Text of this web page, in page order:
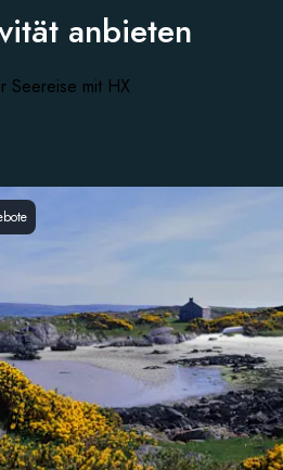
anbieten
Seereise mit HX